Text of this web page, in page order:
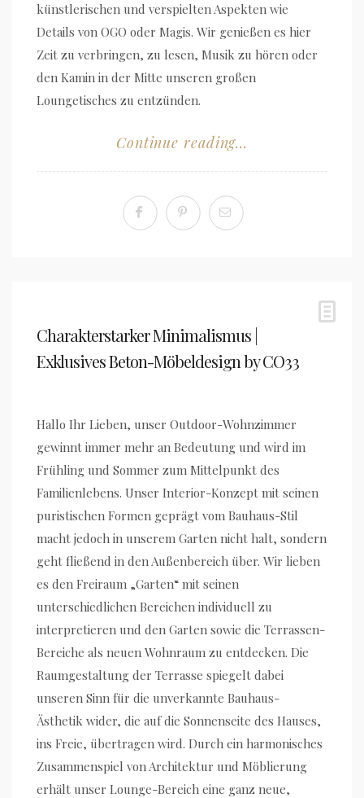
künstlerischen und verspielten Aspekten wie
Details von OGO oder Magis. Wir genießen es hier
Zeit zu verbringen, zu lesen, Musik zu hören oder
den Kamin in der Mitte unseren großen
Loungetisches zu entzünden.
Continue reading...
Charakterstarker Minimalismus |
Exklusives Beton-Möbeldesign by CO33
Hallo Ihr Lieben, unser Outdoor-Wohnzimmer
gewinnt immer mehr an Bedeutung und wird im
Frühling und Sommer zum Mittelpunkt des
Familienlebens. Unser Interior-Konzept mit seinen
puristischen Formen geprägt vom Bauhaus-Stil
macht jedoch in unserem Garten nicht halt, sondern
geht fließend in den Außenbereich über. Wir lieben
es den Freiraum „Garten“ mit seinen
unterschiedlichen Bereichen individuell zu
interpretieren und den Garten sowie die Terrassen-
Bereiche als neuen Wohnraum zu entdecken. Die
Raumgestaltung der Terrasse spiegelt dabei
unseren Sinn für die unverkannte Bauhaus-
Ästhetik wider, die auf die Sonnenseite des Hauses,
ins Freie, übertragen wird. Durch ein harmonisches
Zusammenspiel von Architektur und Möblierung
erhält unser Lounge-Bereich eine ganz neue,